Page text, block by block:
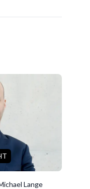
Lange